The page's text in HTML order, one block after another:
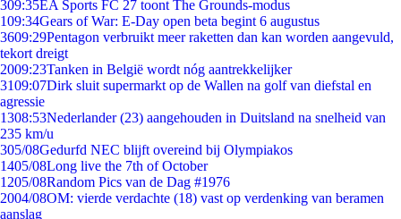
309:35EA Sports FC 27 toont The Grounds-modus
109:34Gears of War: E-Day open beta begint 6 augustus
3609:29Pentagon verbruikt meer raketten dan kan worden aangevuld,
tekort dreigt
2009:23Tanken in België wordt nóg aantrekkelijker
3109:07Dirk sluit supermarkt op de Wallen na golf van diefstal en
agressie
1308:53Nederlander (23) aangehouden in Duitsland na snelheid van
235 km/u
305/08Gedurfd NEC blijft overeind bij Olympiakos
1405/08Long live the 7th of October
1205/08Random Pics van de Dag #1976
2004/08OM: vierde verdachte (18) vast op verdenking van beramen
aanslag